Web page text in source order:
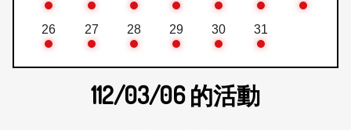
26 27 28 29 30 31
112/03/06的活動